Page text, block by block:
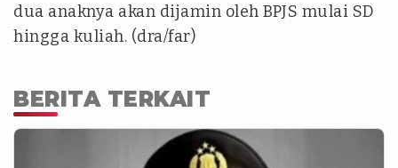
dua anaknya akan dijamin oleh BPJS mulai SD
hingga kuliah. (dra/far)
BERITA TERKAIT